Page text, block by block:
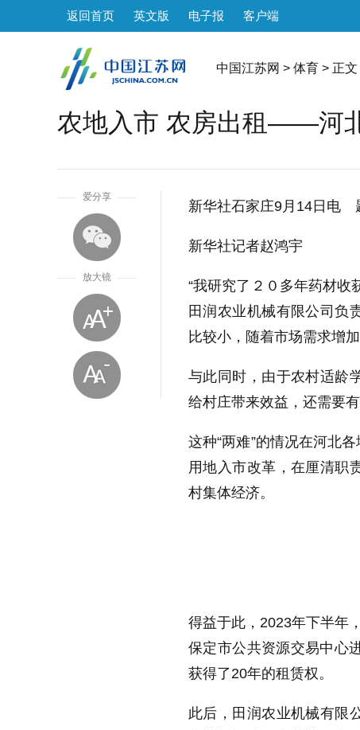
返回首页 英文版 电子报 客户端
中国江苏网 > 体育 > 正文
农地入市 农房出租——河
爱分享
放大镜
新华社石家庄9月14日电
新华社记者赵鸿宇
“我研究了２０多年药材收
田润农业机械有限公司负
比较小，随着市场需求增
与此同时，由于农村适龄
给村庄带来效益，还需要
这种“两难”的情况在河北
用地入市改革，在厘清职
村集体经济。
得益于此，2023年下半年
保定市公共资源交易中心
获得了20年的租赁权。
此后，田润农业机械有限